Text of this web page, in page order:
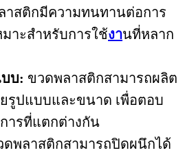
าสติกมีความทนทานต่อการ
าะสำหรับการใช้งานที่หลาก
บ: ขวดพลาสติกสามารถผลิต
รูปแบบและขนาด เพื่อตอบ
ารที่แตกต่างกัน
ดพลาสติกสามารถปิดผนึกได้